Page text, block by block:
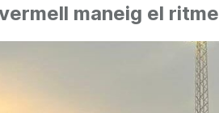
maneig el